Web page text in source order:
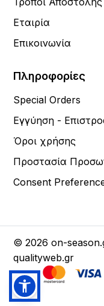
Εταιρία
Επικοινωνία
Πληροφορίες
Special Orders
Εγγύηση -
Όροι χρήσης
Προστασία
Consent
© 2026 on-
qualityweb.gr